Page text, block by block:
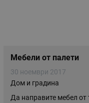
Мебели от палети
30 ноември 2017
Дом и градина
Да направите мебел от